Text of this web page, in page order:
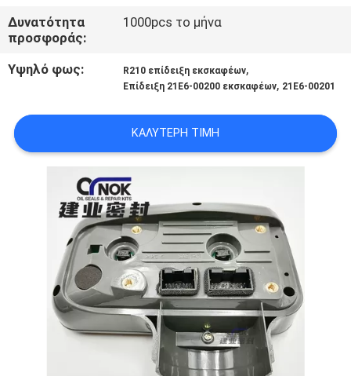
ΕΙΔΉΣΕΙΣ
ΖΗΤΉΣΤΕ
ΑΠΌΣΠΑΣΜΑ
SITEMAP
PRIVACY
POLICY
Δυνατότητα
προσφοράς:
1000pcs το μήνα
Υψηλό φως: R210 επίδειξη εκσκαφέων,
Επίδειξη 21E6-00200 εκσκαφέων, 21E6-00201
ΚΑΛΎΤΕΡΗ ΤΙΜΉ